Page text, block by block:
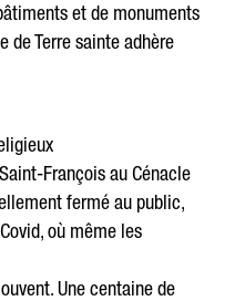
et de monuments
de Terre sainte adhère
François au Cénacle
fermé au public,
où même les
Une centaine de